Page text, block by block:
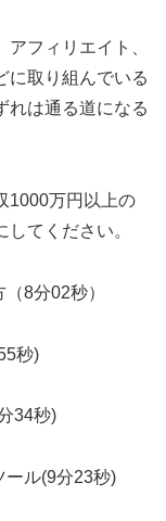
フィリエイト、
に取り組んでいる
れは通る道になる
1000万円以上の
てください。
8分02秒）
秒)
34秒)
ール(9分23秒)